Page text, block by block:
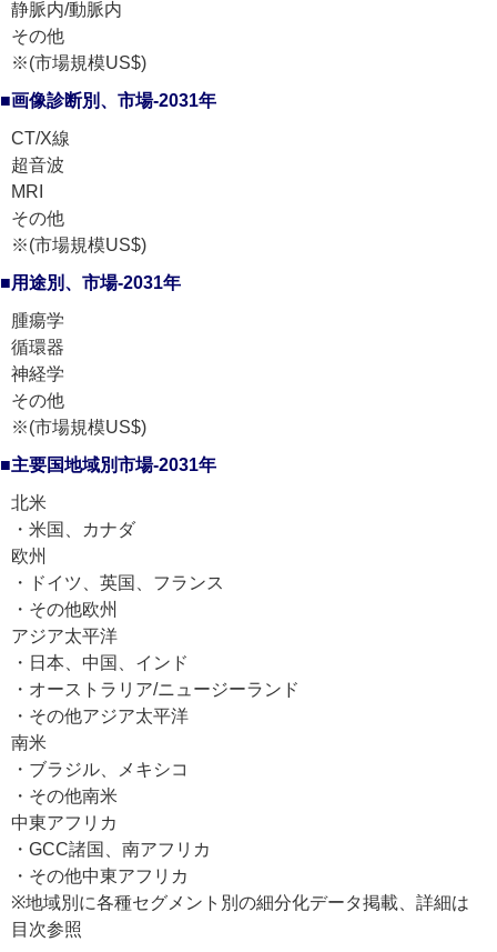
静脈内/動脈内
その他
※(市場規模US$)
■画像診断別、市場-2031年
CT/X線
超音波
MRI
その他
※(市場規模US$)
■用途別、市場-2031年
腫瘍学
循環器
神経学
その他
※(市場規模US$)
■主要国地域別市場-2031年
北米
・米国、カナダ
欧州
・ドイツ、英国、フランス
・その他欧州
アジア太平洋
・日本、中国、インド
・オーストラリア/ニュージーランド
・その他アジア太平洋
南米
・ブラジル、メキシコ
・その他南米
中東アフリカ
・GCC諸国、南アフリカ
・その他中東アフリカ
※地域別に各種セグメント別の細分化データ掲載、詳細は
目次参照